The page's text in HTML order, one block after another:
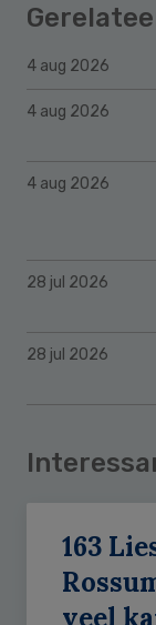
4 aug 2026
4 aug 2026
4 aug 2026
28 jul 2026
28 jul 2026
163
veel